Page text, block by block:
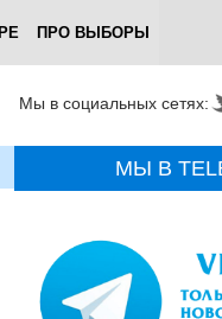
ПРО ВЫБОРЫ
Мы в социальных сетях:
МЫ В